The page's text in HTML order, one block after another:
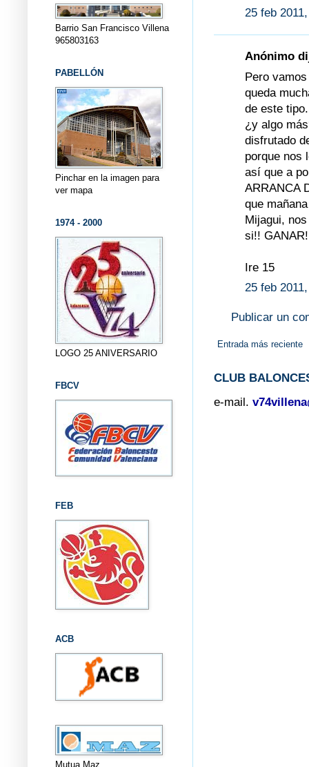
25 feb
Anónimo
Pero
queda
de este
¿y algo
disfrutado
porque nos
así que a
ARRANCA
que
Mijagui,
si!!
Ire 15
25 feb
Publicar un
Entrada más reciente
CLUB
e-mail.
Barrio San Francisco Villena
965803163
PABELLÓN
Pinchar en la imagen para
ver mapa
1974 - 2000
LOGO 25 ANIVERSARIO
FBCV
FEB
ACB
Mutua Maz